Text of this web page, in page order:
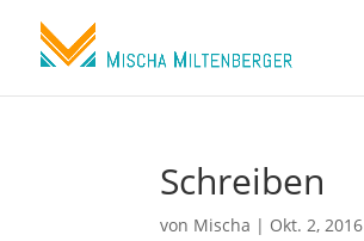
Schreiben
von Mischa | Okt. 2, 2016